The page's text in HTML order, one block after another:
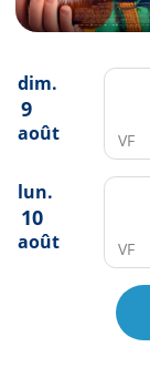
dim.
9
août VF
lun.
10
août VF